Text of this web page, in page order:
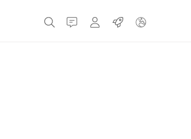
Kontakt MyBizerbaPracovné miesta